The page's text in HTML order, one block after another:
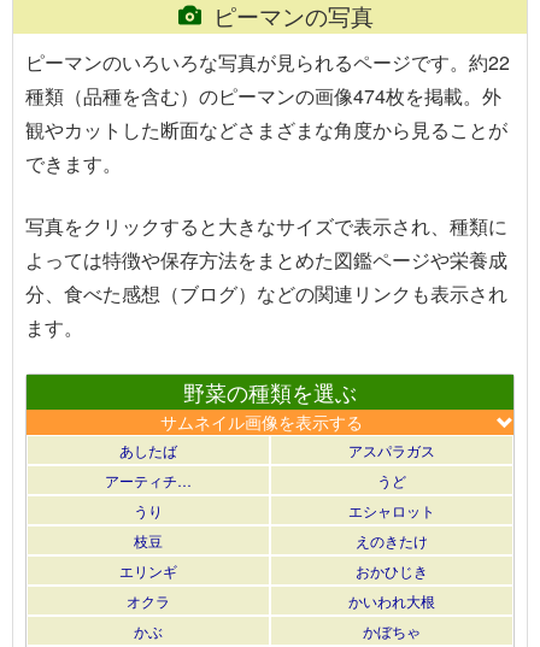
ピーマンの写真
ピーマンのいろいろな写真が見られるページです。約22
種類（品種を含む）のピーマンの画像474枚を掲載。外
観やカットした断面などさまざまな角度から見ることが
できます。
写真をクリックすると大きなサイズで表示され、種類に
よっては特徴や保存方法をまとめた図鑑ページや栄養成
分、食べた感想（ブログ）などの関連リンクも表示され
ます。
野菜の種類を選ぶ
サムネイル画像を表示する
あしたば
アスパラガス
アーティチ…
うど
うり
エシャロット
枝豆
えのきたけ
エリンギ
おかひじき
オクラ
かいわれ大根
かぶ
かぼちゃ